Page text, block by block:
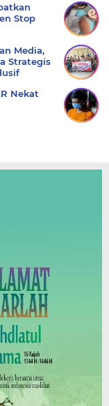
Stop
Media,
Strategis
Nekat